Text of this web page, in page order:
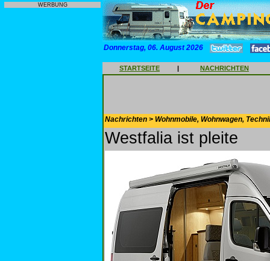
WERBUNG
Donnerstag, 06. August 2026
STARTSEITE | NACHRICHTEN
Nachrichten > Wohnmobile, Wohnwagen,
Westfalia ist pleite